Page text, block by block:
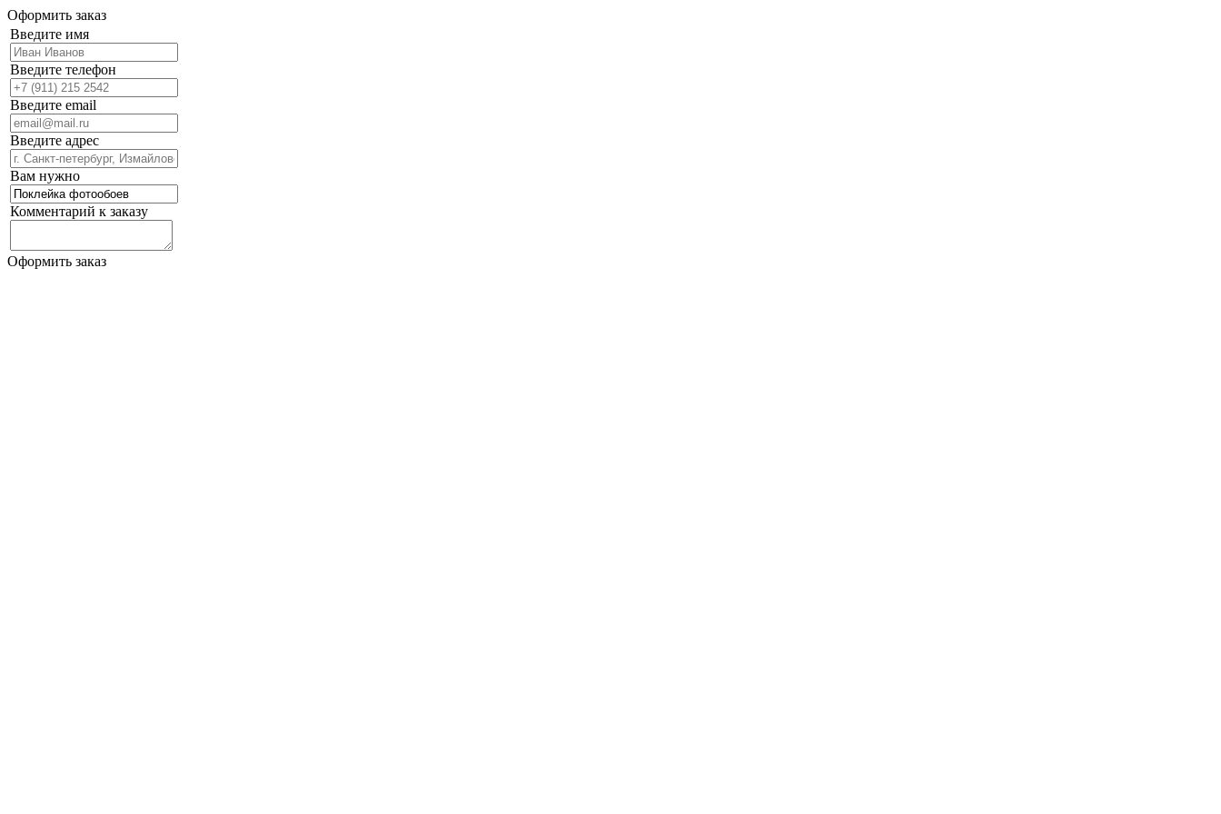
Оформить заказ
Введите имя
Введите телефон
Введите email
Введите адрес
Вам нужно
Комментарий к заказу
Оформить заказ